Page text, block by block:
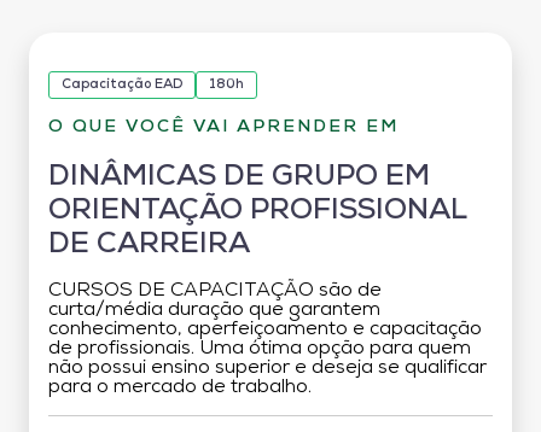
Capacitação EAD 180h
O QUE VOCÊ VAI APRENDER EM
DINÂMICAS DE GRUPO EM
ORIENTAÇÃO PROFISSIONAL
DE CARREIRA
CURSOS DE CAPACITAÇÃO são de
curta/média duração que garantem
conhecimento, aperfeiçoamento e capacitação
de profissionais. Uma ótima opção para quem
não possui ensino superior e deseja se qualificar
para o mercado de trabalho.